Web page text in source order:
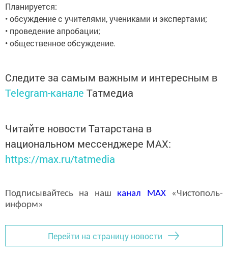
Планируется:
• обсуждение с учителями, учениками и экспертами;
• проведение апробации;
• общественное обсуждение.
Следите за самым важным и интересным в
Telegram-канале Татмедиа
Читайте новости Татарстана в
национальном мессенджере MАХ:
https://max.ru/tatmedia
Подписывайтесь на наш канал MAX«Чистополь-
информ»
Перейти на страницу новости